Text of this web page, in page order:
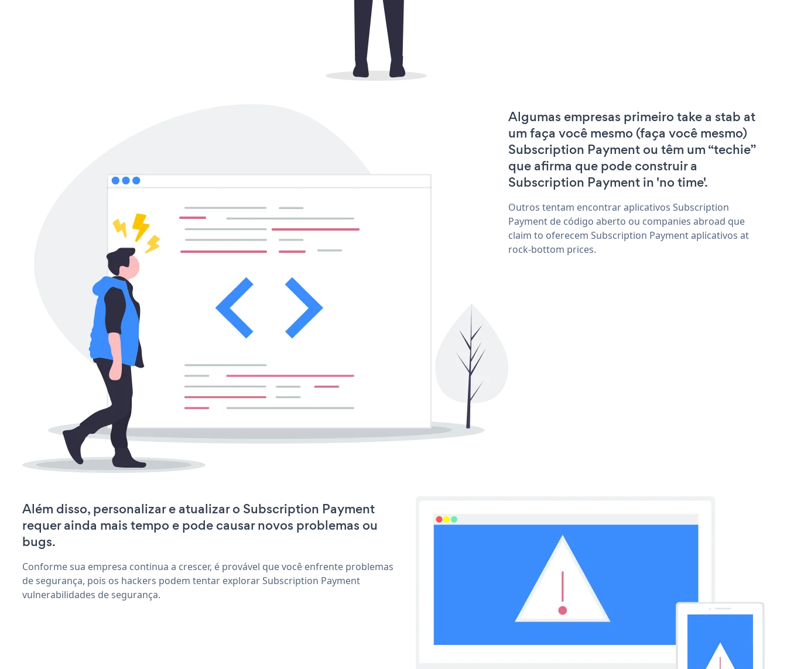
Algumas empresas primeiro take a stab at
um faça você mesmo (faça você mesmo)
Subscription Payment ou têm um “techie”
que afirma que pode construir a
Subscription Payment in 'no time'.
Outros tentam encontrar aplicativos Subscription
Payment de código aberto ou companies abroad que
claim to oferecem Subscription Payment aplicativos at
rock-bottom prices.
Além disso, personalizar e atualizar o Subscription Payment
requer ainda mais tempo e pode causar novos problemas ou
bugs.
Conforme sua empresa continua a crescer, é provável que você enfrente problemas
de segurança, pois os hackers podem tentar explorar Subscription Payment
vulnerabilidades de segurança.